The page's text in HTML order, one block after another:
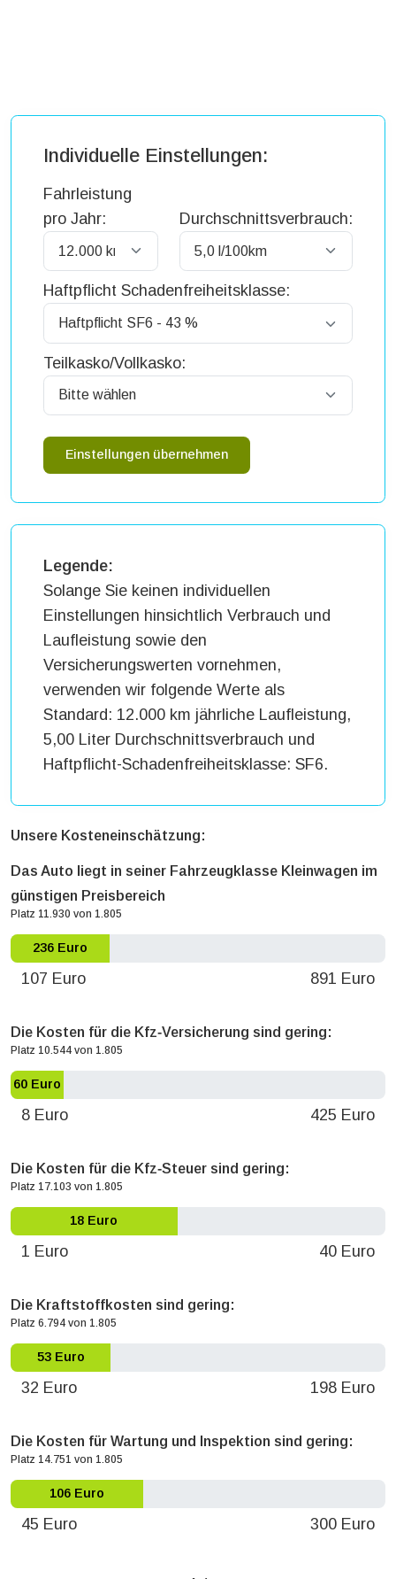
Individuelle Einstellungen:
Fahrleistung
pro Jahr:
Durchschnittsverbrauch:
Haftpflicht Schadenfreiheitsklasse:
Teilkasko/Vollkasko:
Einstellungen übernehmen
Legende:
Solange Sie keinen individuellen
Einstellungen hinsichtlich Verbrauch und
Laufleistung sowie den
Versicherungswerten vornehmen,
verwenden wir folgende Werte als
Standard: 12.000 km jährliche Laufleistung,
5,00 Liter Durchschnittsverbrauch und
Haftpflicht-Schadenfreiheitsklasse: SF6.
Unsere Kosteneinschätzung:
Das Auto liegt in seiner Fahrzeugklasse Kleinwagen im
günstigen Preisbereich
Platz 11.930 von 1.805
236 Euro
107 Euro 891 Euro
Die Kosten für die Kfz‐Versicherung sind gering:
Platz 10.544 von 1.805
60 Euro
8 Euro 425 Euro
Die Kosten für die Kfz‐Steuer sind gering:
Platz 17.103 von 1.805
18 Euro
1 Euro 40 Euro
Die Kraftstoffkosten sind gering:
Platz 6.794 von 1.805
53 Euro
32 Euro 198 Euro
Die Kosten für Wartung und Inspektion sind gering:
Platz 14.751 von 1.805
106 Euro
45 Euro 300 Euro